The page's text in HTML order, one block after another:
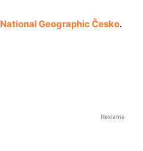
National Geographic Česko.
Reklama